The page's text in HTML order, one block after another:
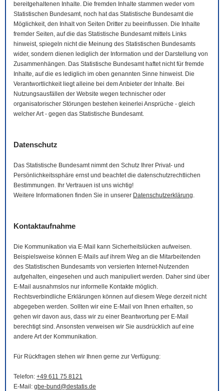
bereitgehaltenen Inhalte. Die fremden Inhalte stammen weder vom
Statistischen Bundesamt, noch hat das Statistische Bundesamt die
Möglichkeit, den Inhalt von Seiten Dritter zu beeinflussen. Die Inhalte
fremder Seiten, auf die das Statistische Bundesamt mittels Links
hinweist, spiegeln nicht die Meinung des Statistischen Bundesamts
wider, sondern dienen lediglich der Information und der Darstellung von
Zusammenhängen. Das Statistische Bundesamt haftet nicht für fremde
Inhalte, auf die es lediglich im oben genannten Sinne hinweist. Die
Verantwortlichkeit liegt alleine bei dem Anbieter der Inhalte. Bei
Nutzungsausfällen der Website wegen technischer oder
organisatorischer Störungen bestehen keinerlei Ansprüche - gleich
welcher Art - gegen das Statistische Bundesamt.
Datenschutz
Das Statistische Bundesamt nimmt den Schutz Ihrer Privat- und
Persönlichkeitssphäre ernst und beachtet die datenschutzrechtlichen
Bestimmungen. Ihr Vertrauen ist uns wichtig!
Weitere Informationen finden Sie in unserer Datenschutzerklärung.
Kontaktaufnahme
Die Kommunikation via E-Mail
kann Sicherheitslücken aufweisen.
Beispielsweise können E-Mails auf ihrem Weg an die Mitarbeitenden
des Statistischen Bundesamts von versierten Internet-Nutzenden
aufgehalten, eingesehen und auch manipuliert werden. Daher sind über
E-Mail ausnahmslos nur informelle Kontakte möglich.
Rechtsverbindliche Erklärungen können auf diesem Wege derzeit nicht
abgegeben werden. Sollten wir eine E-Mail von Ihnen erhalten, so
gehen wir davon aus, dass wir zu einer Beantwortung per E-Mail
berechtigt sind. Ansonsten verweisen wir Sie ausdrücklich auf eine
andere Art der Kommunikation.
Für Rückfragen stehen wir Ihnen gerne zur Verfügung:
Telefon: +49 611 75 8121
E-Mail : gbe-bund@destatis.de